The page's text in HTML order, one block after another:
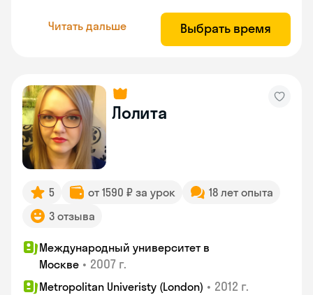
Читать дальше Выбрать время
Лолита
5 от 1590 ₽ за урок
18 лет опыта
3 отзыва
Международный университет в
Москве • 2007 г.
Metropolitan Univeristy (London) • 2012 г.